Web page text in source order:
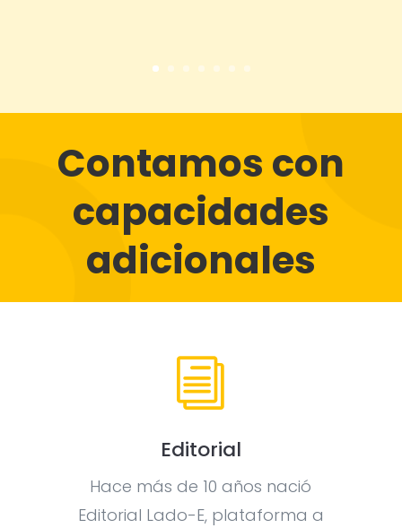
Contamos con
capacidades
adicionales
i
Editorial
Hace más de 10 años nació
Editorial Lado-E, plataforma a